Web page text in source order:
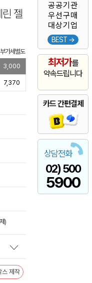
공공기관
우선구매
대상기업
BEST →
최저가를
약속드립니다
카드 간편결제
상담전화
02) 500
5900
젤
가세별도
3,000
7,370
)
스 제작